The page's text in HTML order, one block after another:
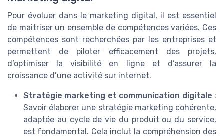
Pour évoluer dans le marketing digital, il est essentiel
de maîtriser un ensemble de compétences variées. Ces
compétences sont recherchées par les entreprises et
permettent de piloter efficacement des projets,
d’optimiser la visibilité en ligne et d’assurer la
croissance d’une activité sur internet.
Stratégie marketing et communication digitale :
Savoir élaborer une stratégie marketing cohérente,
adaptée au cycle de vie du produit ou du service,
est fondamental. Cela inclut la compréhension des